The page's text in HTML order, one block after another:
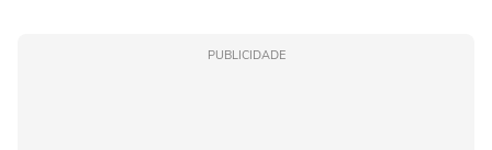
PUBLICIDADE